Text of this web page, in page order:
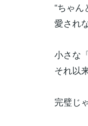
“ちゃん
愛され
小さな
それ以
完璧じ